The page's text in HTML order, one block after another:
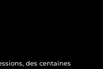
des centaines